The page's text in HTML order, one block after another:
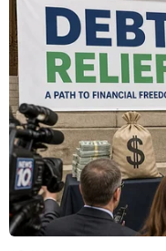
do tòa nhà này bị
Các điểm bỏ phiếu
8 giờ tối (theo giờ
Theo số liệu thống
đến sáng 6/11
33,1 triệu cử tri
qua thư.
Trong cuộc bầu cử
người dân Mỹ sẽ